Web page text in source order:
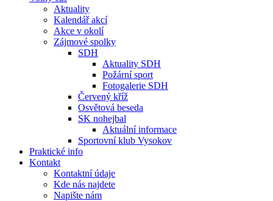
Aktuality
Kalendář akcí
Akce v okolí
Zájmové spolky
SDH
Aktuality SDH
Požární sport
Fotogalerie SDH
Červený kříž
Osvětová beseda
SK nohejbal
Aktuální informace
Sportovní klub Vysokov
Praktické info
Kontakt
Kontaktní údaje
Kde nás najdete
Napište nám